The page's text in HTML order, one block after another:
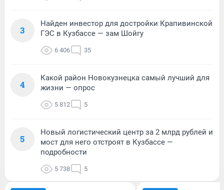
3
Найден инвестор для достройки Крапивинской
ГЭС в Кузбассе — зам Шойгу
6 406 35
4
Какой район Новокузнецка самый лучший для
жизни — опрос
5 812 5
5
Новый логистический центр за 2 млрд рублей и
мост для него отстроят в Кузбассе —
подробности
5 738 5